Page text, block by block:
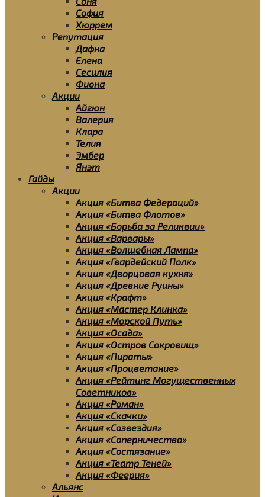
София
Хюррем
Репутация
Дафна
Елена
Сесилия
Фиона
Акции
Айгюн
Валерия
Клара
Телия
Эмбер
Янэт
Гайды
Акции
Акция «Битва Федераций»
Акция «Битва Флотов»
Акция «Борьба за Реликвии»
Акция «Варвары»
Акция «Волшебная Лампа»
Акция «Гвардейский Полк»
Акция «Дворцовая кухня»
Акция «Древние Руины»
Акция «Крафт»
Акция «Мастер Клинка»
Акция «Морской Путь»
Акция «Осада»
Акция «Остров Сокровищ»
Акция «Пираты»
Акция «Процветание»
Акция «Рейтинг Могущественных
Советников»
Акция «Роман»
Акция «Скачки»
Акция «Созвездия»
Акция «Соперничество»
Акция «Состязание»
Акция «Театр Теней»
Акция «Феерия»
Альянс